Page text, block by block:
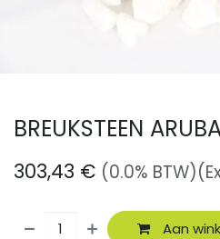
BREUKSTEEN
303,43 € (0.0% BTW)
Aan